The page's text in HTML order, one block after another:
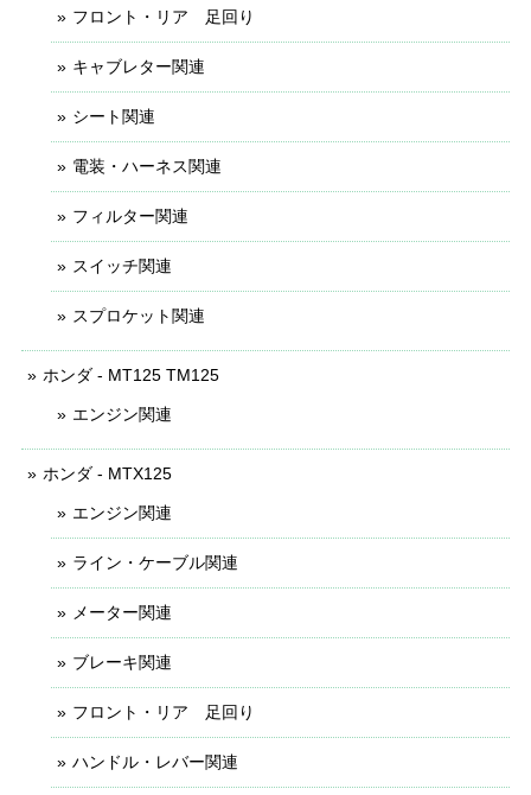
フロント・リア 足回り
キャブレター関連
シート関連
電装・ハーネス関連
フィルター関連
スイッチ関連
スプロケット関連
ホンダ - MT125 TM125
エンジン関連
ホンダ - MTX125
エンジン関連
ライン・ケーブル関連
メーター関連
ブレーキ関連
フロント・リア 足回り
ハンドル・レバー関連